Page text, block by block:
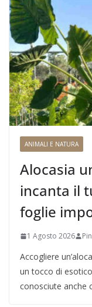
ANIMALI E NATURA
Alocasia
incanta il
foglie
1 Agosto 2026
Accogliere
un tocco di
conosciute anche